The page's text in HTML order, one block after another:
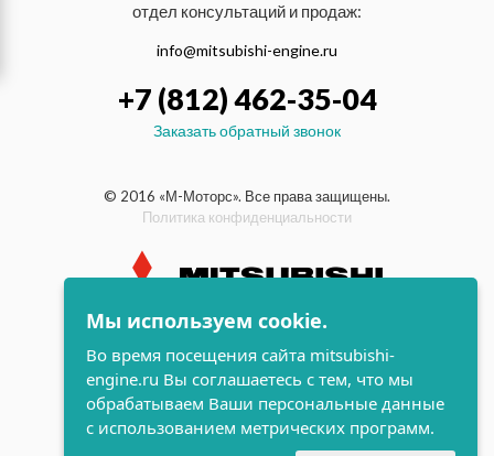
отдел консультаций и продаж:
info@mitsubishi-engine.ru
+7 (812) 462-35-04
Заказать обратный звонок
© 2016 «М-Моторс». Все права защищены.
Политика конфиденциальности
индустриальные и морские
дизельные двигатели Mitsubishi
разработка сайта
Мы используем cookie.
Во время посещения сайта mitsubishi-
engine.ru Вы соглашаетесь с тем, что мы
обрабатываем Ваши персональные данные
с использованием метрических программ.